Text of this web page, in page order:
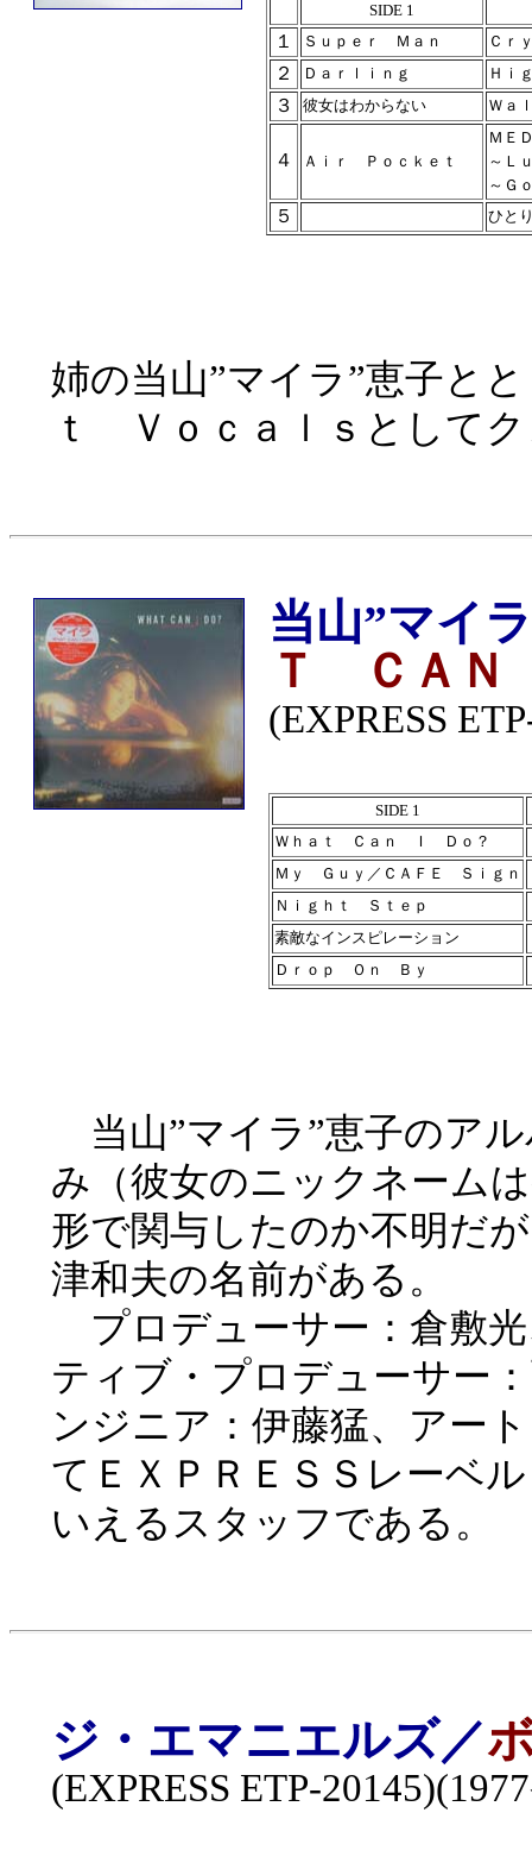
SIDE 1
１ Ｓｕｐｅｒ Ｍａｎ Ｃｒ
２ Ｄａｒｌｉｎｇ Ｈｉ
３ 彼女はわからない Ｗａ
４ Ａｉｒ Ｐｏｃｋｅｔ
ＭＥ
～Ｌ
～Ｇ
５ ひと
姉の当山”マイラ”恵子と
ｔ Ｖｏｃａｌｓとして
当山”マイ
Ｔ ＣＡ
(EXPRESS
SIDE 1
Ｗｈａｔ Ｃａｎ Ｉ Ｄｏ？
Ｍｙ Ｇｕｙ／ＣＡＦＥ Ｓｉｇｎ
Ｎｉｇｈｔ Ｓｔｅｐ
素敵なインスピレーション
Ｄｒｏｐ Ｏｎ Ｂｙ
当山”マイラ”恵子のア
み（彼女のニックネーム
形で関与したのか不明だ
津和夫の名前がある。
プロデューサー：倉敷
ティブ・プロデューサー
ンジニア：伊藤猛、アー
てＥＸＰＲＥＳＳレーベ
いえるスタッフである。
ジ・エマニエルズ／
(EXPRESS ETP-